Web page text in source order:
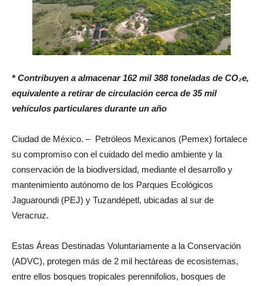
* Contribuyen a almacenar 162 mil 388 toneladas de CO₂e,
equivalente a retirar de circulación cerca de 35 mil
vehículos particulares durante un año
Ciudad de México. – Petróleos Mexicanos (Pemex) fortalece
su compromiso con el cuidado del medio ambiente y la
conservación de la biodiversidad, mediante el desarrollo y
mantenimiento autónomo de los Parques Ecológicos
Jaguaroundi (PEJ) y Tuzandépetl, ubicadas al sur de
Veracruz.
Estas Áreas Destinadas Voluntariamente a la Conservación
(ADVC), protegen más de 2 mil hectáreas de ecosistemas,
entre ellos bosques tropicales perennifolios, bosques de